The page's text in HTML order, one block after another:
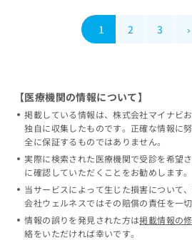
1 2 3 ›
【医療機関の情報について】
掲載している情報は、株式会社マイナビ
独自に収集したものです。正確な情報に
全に保証するものではありません。
実際に検索された医療機関で受診を希望
に確認していただくことをお勧めします。
当サービスによって生じた損害について
会社ウェルネスではその賠償の責任を一
情報の誤りを発見された方は掲載情報の
絡をいただければ幸いです。